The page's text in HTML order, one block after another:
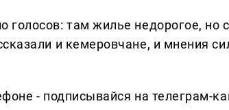
голосов: там жилье недорогое, но с
и кемеровчане, и мнения
- подписывайся на телеграм-